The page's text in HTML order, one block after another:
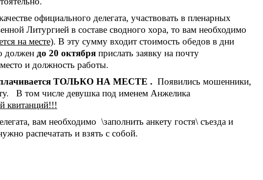
официального делегата, участвовать в пленарных
Литургией в составе сводного хора, то вам необходимо
на месте). В эту сумму входит стоимость обедов в дни
должен до 20 октября прислать заявку на почту
и должность работы.
оплачивается ТОЛЬКО НА МЕСТЕ . Появились мошенники,
В том числе девушка под именем Анжелика
квитанций!!!
вам необходимо \заполнить анкету гостя\ съезда и
распечатать и взять с собой.